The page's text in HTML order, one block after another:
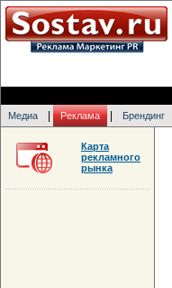
Медиа Реклама Брендинг
Карта
рекламного
рынка